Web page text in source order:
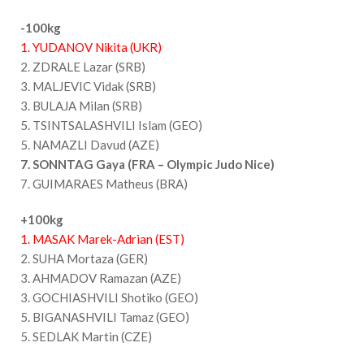
-100kg
1. YUDANOV Nikita (UKR)
2. ZDRALE Lazar (SRB)
3. MALJEVIC Vidak (SRB)
3. BULAJA Milan (SRB)
5. TSINTSALASHVILI Islam (GEO)
5. NAMAZLI Davud (AZE)
7. SONNTAG Gaya (FRA – Olympic Judo Nice)
7. GUIMARAES Matheus (BRA)
+100kg
1. MASAK Marek-Adrian (EST)
2. SUHA Mortaza (GER)
3. AHMADOV Ramazan (AZE)
3. GOCHIASHVILI Shotiko (GEO)
5. BIGANASHVILI Tamaz (GEO)
5. SEDLAK Martin (CZE)